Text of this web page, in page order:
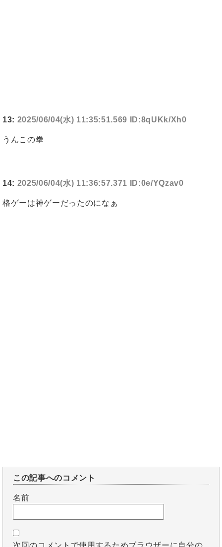
13: 2025/06/04(水) 11:35:51.569 ID:8qUKk/Xh0
うんこの拳
14: 2025/06/04(水) 11:36:57.371 ID:0e/YQzav0
格ゲーは神ゲーだったのになぁ
この記事へのコメント
名前